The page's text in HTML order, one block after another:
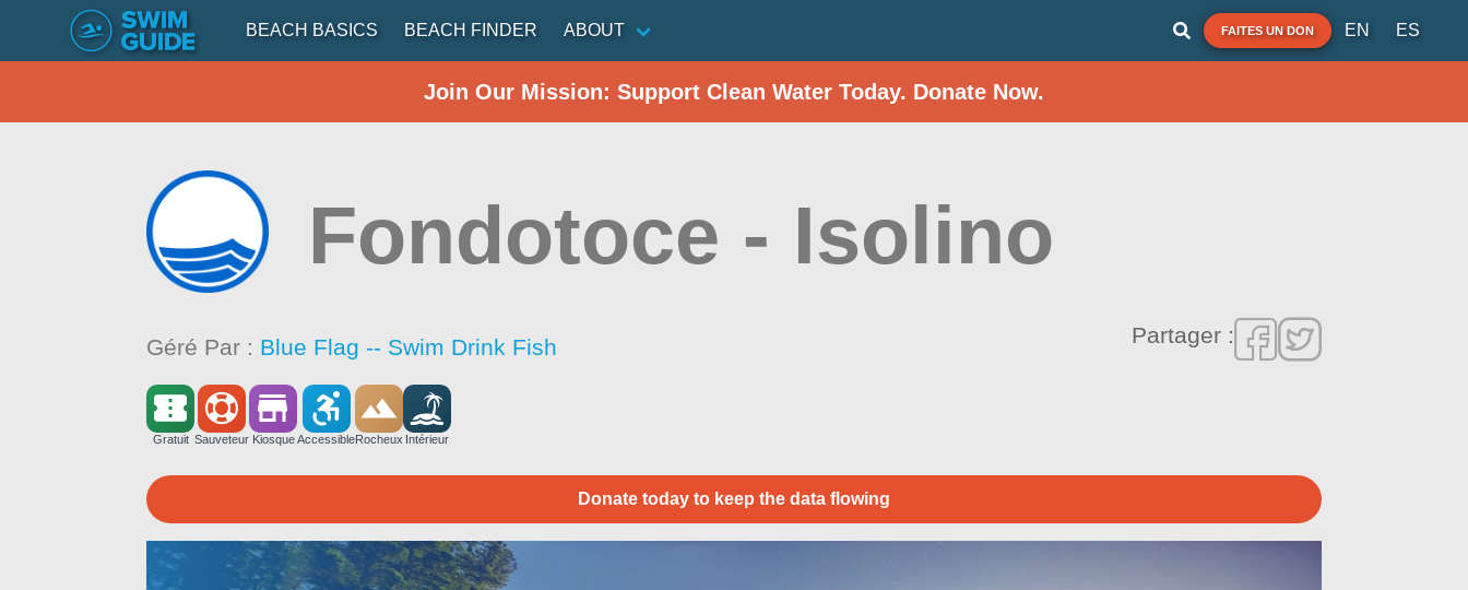
BEACH BASICS BEACH FINDER ABOUT FAITES UN DON EN ES
Join Our Mission: Support Clean Water Today. Donate Now.
Fondotoce - Isolino
Géré Par : Blue Flag -- Swim Drink Fish Partager :
Gratuit Sauveteur Kiosque AccessibleRocheux Intérieur
Donate today to keep the data flowing